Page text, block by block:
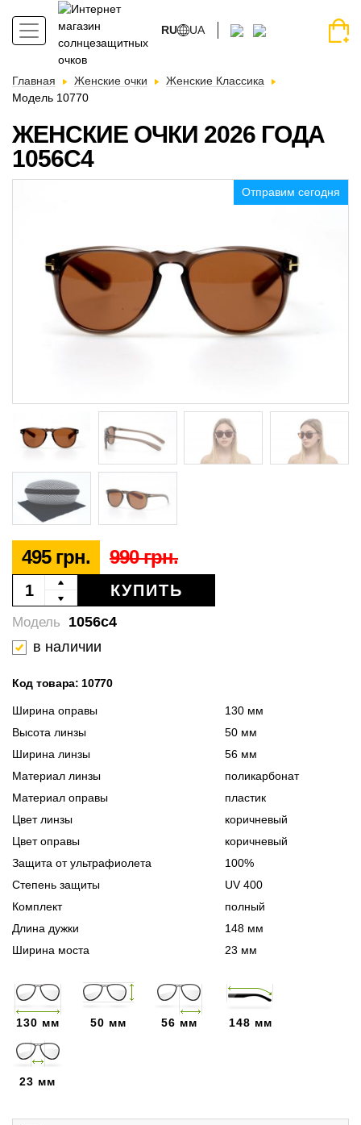
RU UA
Главная Женские очки
Женские Классика
Модель 10770
ЖЕНСКИЕ ОЧКИ 2026 ГОДА
1056C4
Отправим сегодня
495 грн. 990 грн.
КУПИТЬ
1056c4
Модель
в наличии
Код товара: 10770
Ширина оправы
130 мм
Высота линзы
50 мм
Ширина линзы
56 мм
Материал линзы
поликарбонат
Материал оправы
пластик
Цвет линзы
коричневый
Цвет оправы
коричневый
Защита от ультрафиолета
100%
Степень защиты
UV 400
Комплект
полный
Длина дужки
148 мм
Ширина моста
23 мм
130 мм 50 мм 56 мм 148 мм
23 мм